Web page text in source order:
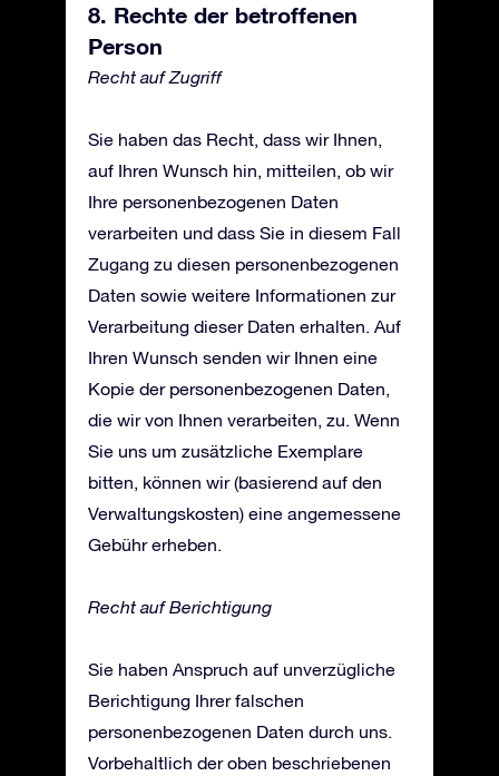
8. Rechte der betroffenen
Person
Recht auf Zugriff
Sie haben das Recht, dass wir Ihnen,
auf Ihren Wunsch hin, mitteilen, ob wir
Ihre personenbezogenen Daten
verarbeiten und dass Sie in diesem Fall
Zugang zu diesen personenbezogenen
Daten sowie weitere Informationen zur
Verarbeitung dieser Daten erhalten. Auf
Ihren Wunsch senden wir Ihnen eine
Kopie der personenbezogenen Daten,
die wir von Ihnen verarbeiten, zu. Wenn
Sie uns um zusätzliche Exemplare
bitten, können wir (basierend auf den
Verwaltungskosten) eine angemessene
Gebühr erheben.
Recht auf Berichtigung
Sie haben Anspruch auf unverzügliche
Berichtigung Ihrer falschen
personenbezogenen Daten durch uns.
Vorbehaltlich der oben beschriebenen